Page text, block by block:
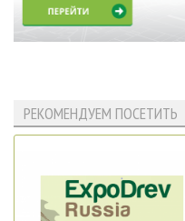
РЕКОМЕНДУЕМ ПОСЕТИТЬ